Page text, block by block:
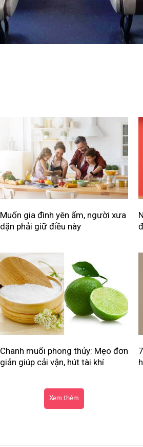
Muốn gia đình yên ấm, người xưa
dặn phải giữ điều này
Chanh muối phong thủy: Mẹo đơn
giản giúp cải vận, hút tài khí
Xem thêm